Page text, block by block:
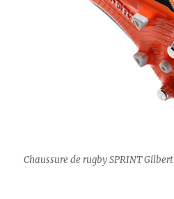
Chaussure de rugby SPRINT Gilbert